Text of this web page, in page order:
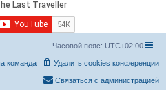
Часовой пояс: UTC+02:00
Удалить cookies конференции
команда
Связаться с администрацией